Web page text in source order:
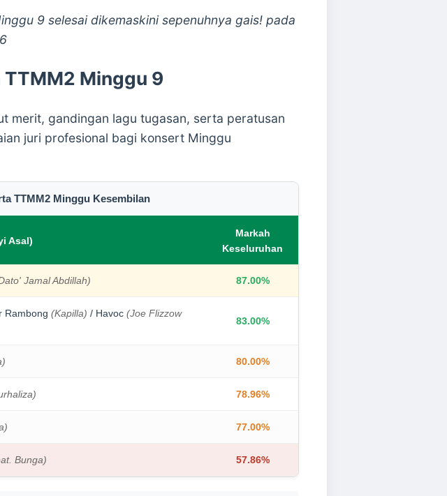
9 selesai dikemaskini sepenuhnya gais! pada
Minggu 9
merit, gandingan lagu tugasan, serta peratusan
juri profesional bagi konsert Minggu
TTMM2 Minggu Kesembilan
Asal)
Markah
Keseluruhan
Jamal Abdillah) 87.00%
Rambong (Kapilla) / Havoc (Joe Flizzow
83.00%
80.00%
78.96%
77.00%
Bunga) 57.86%